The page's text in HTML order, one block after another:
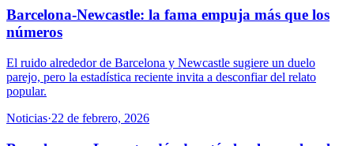
Barcelona-Newcastle: la fama empuja más que los
números
El ruido alrededor de Barcelona y Newcastle sugiere un duelo
parejo, pero la estadística reciente invita a desconfiar del relato
popular.
Noticias·22 de febrero, 2026